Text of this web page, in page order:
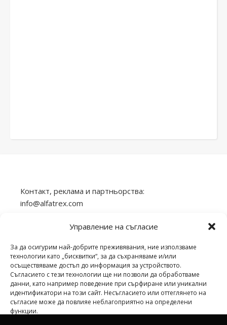
Управление на съгласие
За да осигурим най-добрите преживявания, ние използваме
технологии като „бисквитки“, за да съхраняваме и/или
осъществяваме достъп до информация за устройството.
Съгласието с тези технологии ще ни позволи да обработваме
данни, като например поведение при сърфиране или уникални
идентификатори на този сайт. Несъгласието или оттеглянето на
съгласие може да повлияе неблагоприятно на определени
функции.
Контакт, реклама и партньорства:
info@alfatrex.com
Използването или публикуването на част или
разрешение е забранено.
veilend.com © Всички права запазени. | 2026 ©